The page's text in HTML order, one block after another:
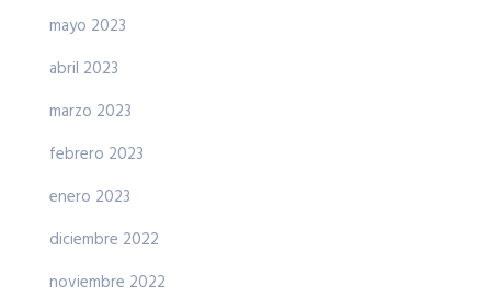
mayo 2023
abril 2023
marzo 2023
febrero 2023
enero 2023
diciembre 2022
noviembre 2022